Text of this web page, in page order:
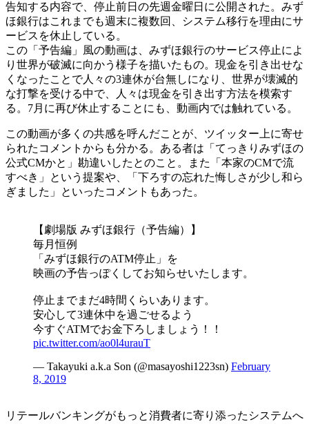
告知する内容で、停止前日の先週金曜日に公開された。みず
ほ銀行はこれまでも週末に複数回、システム移行を理由にサ
ービスを休止している。
この「予告編」風の動画は、みずほ銀行のサービス停止によ
り世界が破滅に向かう様子を描いたもの。現金を引き出せな
くなったことで人々の3連休が台無しになり、世界が壊滅的
な打撃を受ける中で、人々は現金を引き出す方法を模索す
る。7月に再び休止することにも、動画内では触れている。
この動画が多くの共感を呼んだことが、ツイッター上に寄せ
られたコメントからも分かる。ある者は「てっきりみずほの
公式CMかと」勘違いしたとのこと。また「本家のCMで流
すべき」という提案や、「下ろすの忘れた悔しさが少し和ら
ぎました」といったコメントもあった。
【劇場版 みずほ銀行（予告編）】
毎月恒例
「みずほ銀行のATM停止」を
映画の予告っぽくしてお知らせいたします。
停止までまだ4時間くらいあります。
安心して3連休中を過ごせるよう
今すぐATMでお金下ろしましょう！！
pic.twitter.com/ao0l4urauT
— Takayuki a.k.a Son (@masayoshi1223sn) February
8, 2019
リテールバンキングがもっと消費者に寄り添ったシステムへ